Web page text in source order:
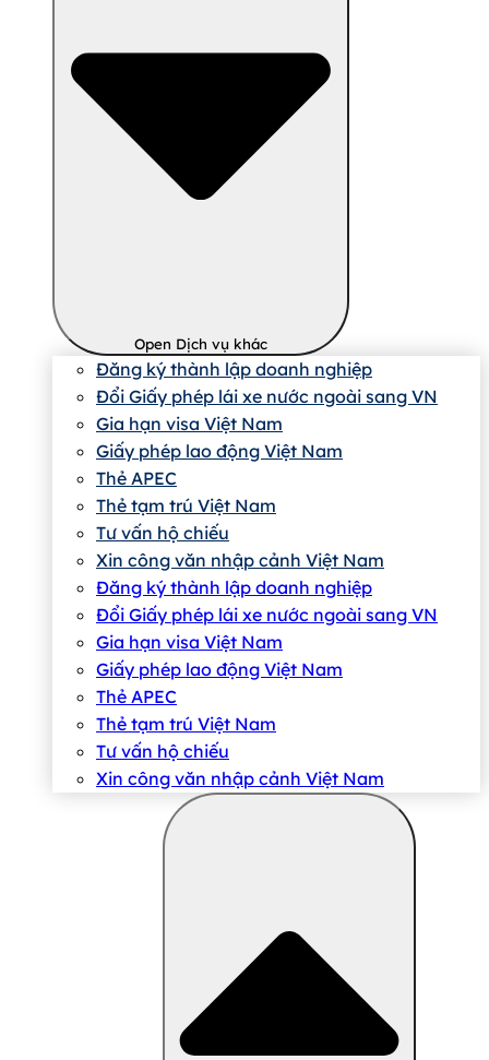
Open Dịch vụ khác
Đăng ký thành lập doanh nghiệp
Đổi Giấy phép lái xe nước ngoài sang VN
Gia hạn visa Việt Nam
Giấy phép lao động Việt Nam
Thẻ APEC
Thẻ tạm trú Việt Nam
Tư vấn hộ chiếu
Xin công văn nhập cảnh Việt Nam
Đăng ký thành lập doanh nghiệp
Đổi Giấy phép lái xe nước ngoài sang VN
Gia hạn visa Việt Nam
Giấy phép lao động Việt Nam
Thẻ APEC
Thẻ tạm trú Việt Nam
Tư vấn hộ chiếu
Xin công văn nhập cảnh Việt Nam